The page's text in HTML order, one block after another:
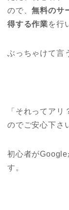
ので、無料のサ
得する作業を行
ぶっちゃけて言
「それってア
のでご安心下さ
初心者が
す。